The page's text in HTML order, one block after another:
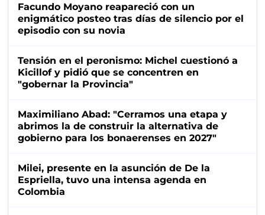
Facundo Moyano reapareció con un
enigmático posteo tras días de silencio por el
episodio con su novia
Tensión en el peronismo: Michel cuestionó a
Kicillof y pidió que se concentren en
"gobernar la Provincia"
Maximiliano Abad: "Cerramos una etapa y
abrimos la de construir la alternativa de
gobierno para los bonaerenses en 2027"
Milei, presente en la asunción de De la
Espriella, tuvo una intensa agenda en
Colombia